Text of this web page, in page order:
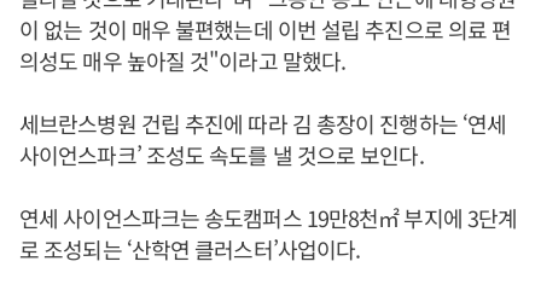
이 없는 것이 매우 불편했는데 이번 설립 추진으로 의료 편
의성도 매우 높아질 것"이라고 말했다.
세브란스병원 건립 추진에 따라 김 총장이 진행하는 ‘연세
사이언스파크’ 조성도 속도를 낼 것으로 보인다.
연세 사이언스파크는 송도캠퍼스 19만8천㎡ 부지에 3단계
로 조성되는 ‘산학연 클러스터’사업이다.